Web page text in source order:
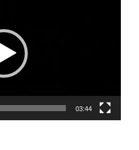
03:44